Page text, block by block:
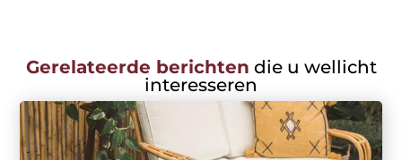
Gerelateerde berichten die u wellicht
interesseren